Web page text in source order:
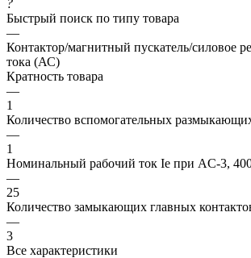
?
Быстрый поиск по типу товара
—
Контактор/магнитный пускатель/силовое
тока (АС)
Кратность товара
—
1
Количество вспомогательных
—
1
Номинальный рабочий ток Ie при AC-3,
—
25
Количество замыкающих главных
—
3
Все характеристики